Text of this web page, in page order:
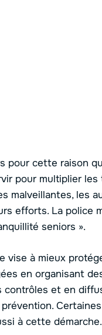
pour cette raison
pour multiplier
malveillantes, les
efforts. La police
seniors ».
vise à mieux
en organisant
contrôles et en
à cette démarche.